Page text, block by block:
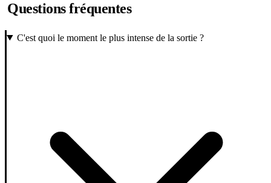
Questions fréquentes
C'est quoi le moment le plus intense de la sortie ?